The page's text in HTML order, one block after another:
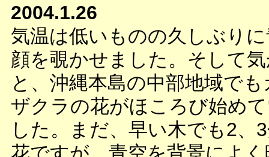
2004.1.26
気温は低いものの久しぶり
顔を覗かせました。そして
と、沖縄本島の中部地域で
ザクラの花がほころび始め
した。まだ、早い木でも2、